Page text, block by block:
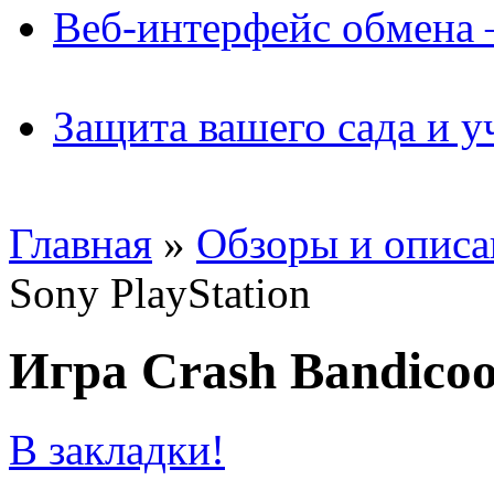
Веб-интерфейс
Защита вашего сада и
Главная » Обзоры и
Sony PlayStation
Игра Crash
В закладки!